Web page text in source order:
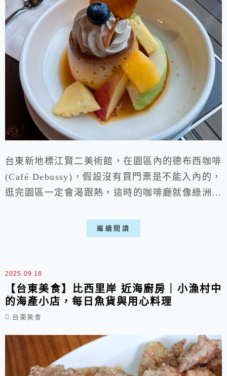
台東新地標江賢二美術館，在園區內的德布西咖啡
(Café Debussy)，假設沒有買門票是不能入內的，
逛完園區一定會渴跟熱，這時的咖啡廳就像綠洲一
跡，進去前記得先欣賞拍照，咖啡廳冷氣很涼爽，
咖啡飲品到正餐都不缺，看是想吃正餐or喝下午茶
啦。
繼續閱讀
2025.09.18
【台東美食】比西里岸 近海廚房｜小漁村中
的海產小店，每日魚貨與用心料理
台東美食